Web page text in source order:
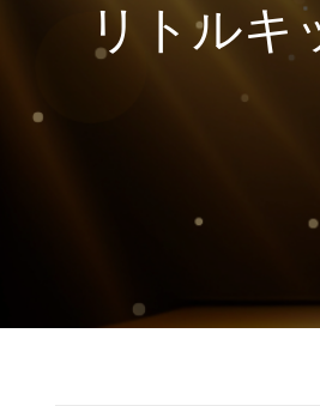
リトルキ